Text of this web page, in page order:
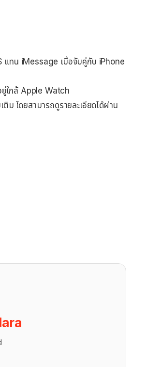
ทน iMessage เมื่อจับคู่กับ iPhone
ยู่ใกล้ Apple Watch
ม โดยสามารถดูรายละเอียดได้ผ่าน